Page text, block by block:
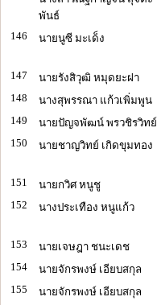
พันธ์
146 นายนูซี มะเด็ง
147
นายรังสิวุฒิ หมุดยะฝา
148
นางสุพรรณา แก้วเพิ่มพูน
149
นายปัญจพัฒน์ พรวชิรวิทย์
150
นายชาญวิทย์ เกิดขุมทอง
151
นายกวิศ หนูชู
152
นางประเทือง หนูแก้ว
153
นายเจษฎา ชนะเดช
154
นายจักรพงษ์ เอียบสกุล
155
นายจักรพงษ์ เอียบสกุล